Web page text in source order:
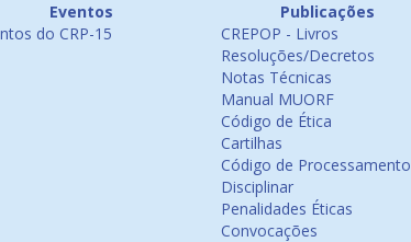
Eventos
do CRP-15
Publicações
CREPOP - Livros
Resoluções/Decretos
Notas Técnicas
Manual MUORF
Código de Ética
Cartilhas
Código de Processamento
Disciplinar
Penalidades Éticas
Convocações